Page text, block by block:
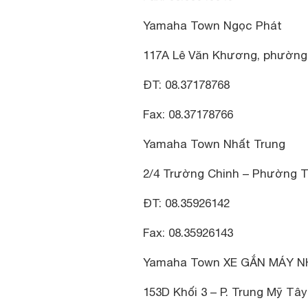
Yamaha Town Ngọc Phát
117A Lê Văn Khương,
ĐT: 08.37178768
Fax: 08.37178766
Yamaha Town Nhất Trung
2/4 Trường Chinh – Phường
ĐT: 08.35926142
Fax: 08.35926143
Yamaha Town XE GẮN MÁY
153D Khối 3 – P. Trung Mỹ